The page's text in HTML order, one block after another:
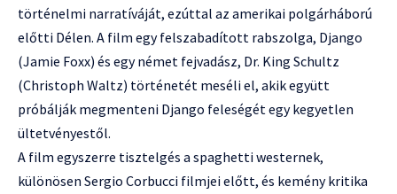
történelmi narratíváját, ezúttal az amerikai polgárháború
előtti Délen. A film egy felszabadított rabszolga, Django
(Jamie Foxx) és egy német fejvadász, Dr. King Schultz
(Christoph Waltz) történetét meséli el, akik együtt
próbálják megmenteni Django feleségét egy kegyetlen
ültetvényestől.
A film egyszerre tisztelgés a spaghetti westernek,
különösen Sergio Corbucci filmjei előtt, és kemény kritika